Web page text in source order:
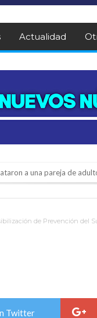
Actualidad
a una pareja de
la Expo Dose
de Prevención del
Twitter